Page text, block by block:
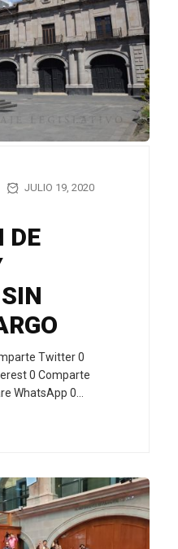
JULIO 19, 2020
DE
Twitter 0
0 Comparte
WhatsApp 0…